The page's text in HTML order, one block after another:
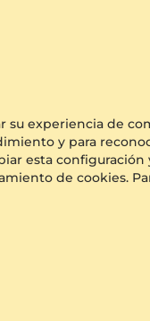
su experiencia de
y para
esta configuración
de cookies.